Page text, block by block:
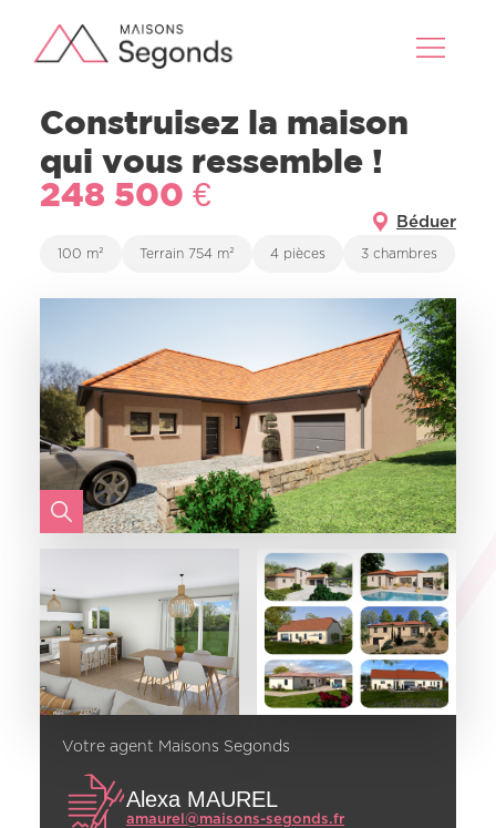
Construisez la maison
qui vous ressemble !
248 500 €
100 m² Terrain 754 m² 4 pièces 3 chambres
Béduer
Votre agent Maisons Segonds
Alexa MAUREL
amaurel@maisons-segonds.fr